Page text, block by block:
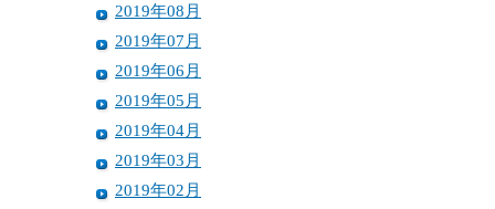
2019年08月
2019年07月
2019年06月
2019年05月
2019年04月
2019年03月
2019年02月